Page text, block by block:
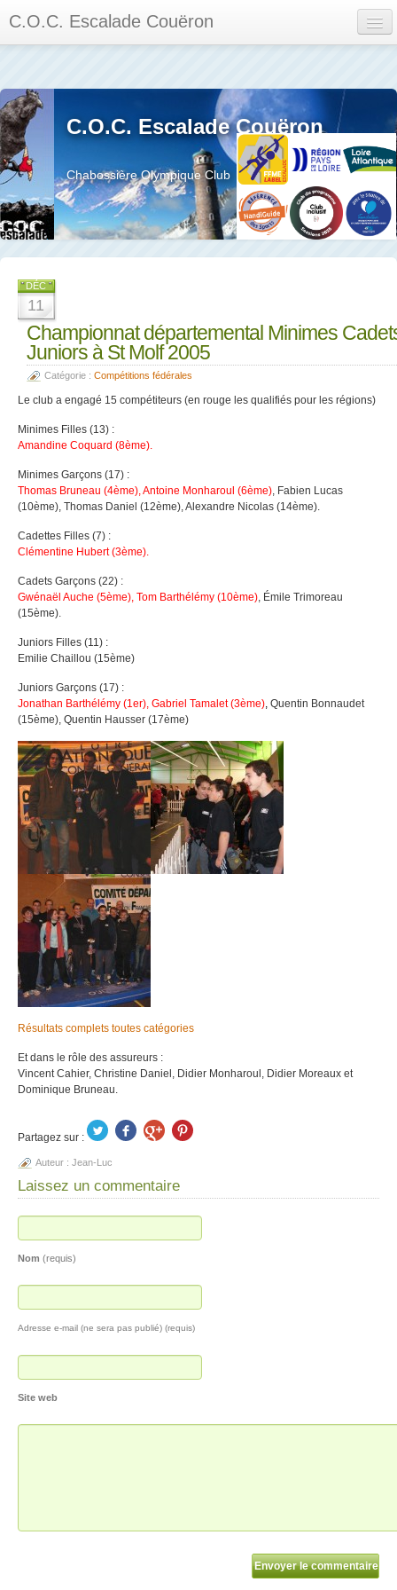
C.O.C. Escalade Couëron
Calendrier des événements et des compétitions
Les membres
Les séances
Privée
La salle et le mur
C.O.C. Escalade Couëron
Chabossière Olympique Club
DÉC
11
Championnat départemental Minimes
Juniors à St Molf 2005
Catégorie : Compétitions fédérales
Le club a engagé 15 compétiteurs (en rouge les qualifiés pour les régions)
Minimes Filles (13) :
Amandine Coquard (8ème).
Minimes Garçons (17) :
Thomas Bruneau (4ème), Antoine Monharoul (6ème), Fabien Lucas
(10ème), Thomas Daniel (12ème), Alexandre Nicolas (14ème).
Cadettes Filles (7) :
Clémentine Hubert (3ème).
Cadets Garçons (22) :
Gwénaël Auche (5ème), Tom Barthélémy (10ème), Émile Trimoreau
(15ème).
Juniors Filles (11) :
Emilie Chaillou (15ème)
Juniors Garçons (17) :
Jonathan Barthélémy (1er), Gabriel Tamalet (3ème), Quentin Bonnaudet
(15ème), Quentin Hausser (17ème)
Résultats complets toutes catégories
Et dans le rôle des assureurs :
Vincent Cahier, Christine Daniel, Didier Monharoul, Didier Moreaux et
Dominique Bruneau.
Partagez sur :
Auteur : Jean-Luc
Laissez un commentaire
Nom (requis)
Adresse e-mail (ne sera pas publié) (requis)
Site web